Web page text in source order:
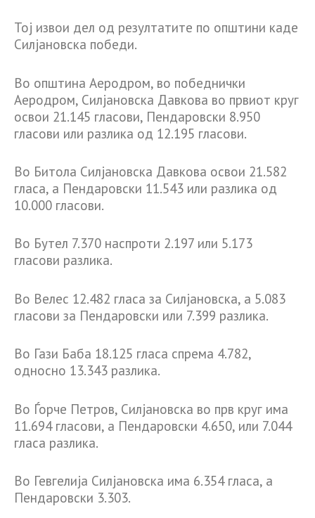
Тој извои дел од резултатите по општини каде
Силјановска победи.
Во општина Аеродром, во победнички
Аеродром, Силјановска Давкова во првиот круг
освои 21.145 гласови, Пендаровски 8.950
гласови или разлика од 12.195 гласови.
Во Битола Силјановска Давкова освои 21.582
гласа, а Пендаровски 11.543 или разлика од
10.000 гласови.
Во Бутел 7.370 наспроти 2.197 или 5.173
гласови разлика.
Во Велес 12.482 гласа за Силјановска, а 5.083
гласови за Пендаровски или 7.399 разлика.
Во Гази Баба 18.125 гласа спрема 4.782,
односно 13.343 разлика.
Во Ѓорче Петров, Силјановска во прв круг има
11.694 гласови, а Пендаровски 4.650, или 7.044
гласа разлика.
Во Гевгелија Силјановска има 6.354 гласа, а
Пендаровски 3.303.